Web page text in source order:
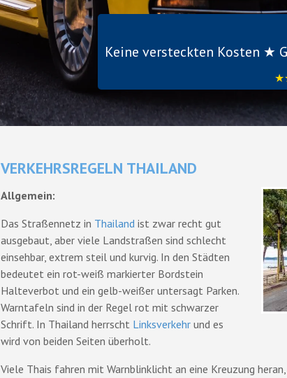
Keine versteckten Kosten ★
VERKEHRSREGELN THAILAND
Allgemein:
Das Straßennetz in Thailand ist zwar recht gut
ausgebaut, aber viele Landstraßen sind schlecht
einsehbar, extrem steil und kurvig. In den Städten
bedeutet ein rot-weiß markierter Bordstein
Halteverbot und ein gelb-weißer untersagt Parken.
Warntafeln sind in der Regel rot mit schwarzer
Schrift. In Thailand herrscht Linksverkehr und es
wird von beiden Seiten überholt.
Viele Thais fahren mit Warnblinklicht an eine Kreuzung